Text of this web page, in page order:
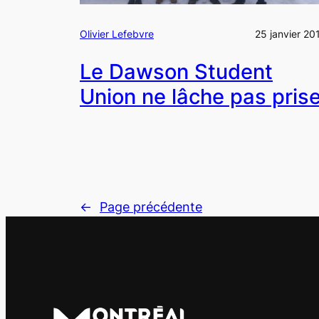
Olivier Lefebvre 25 janvier
Le Dawson Student
Union ne lâche pas
← Page précédente